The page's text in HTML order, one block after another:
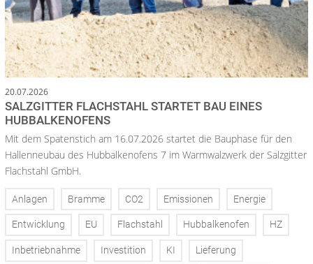
20.07.2026
SALZGITTER FLACHSTAHL STARTET BAU EINES
HUBBALKENOFENS
Mit dem Spatenstich am 16.07.2026 startet die Bauphase für den
Hallenneubau des Hubbalkenofens 7 im Warmwalzwerk der Salzgitter
Flachstahl GmbH.
Anlagen Bramme CO2 Emissionen Energie
Entwicklung EU Flachstahl Hubbalkenofen HZ
Inbetriebnahme Investition KI Lieferung